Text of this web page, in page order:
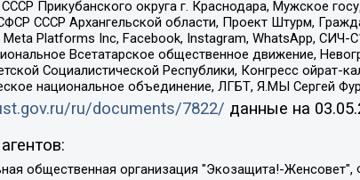
Прикубанского округа г. Краснодара, Мужское
СССР Архангельской области, Проект Штурм,
Platforms Inc, Facebook, Instagram, WhatsApp,
Всетатарское общественное движение,
Социалистической Республики, Конгресс ойрат-
национальное объединение, ЛГБТ, Я.МЫ Сергей
ru/documents/7822/ данные на
Челябинский региональный орган общественной самодеятельности "Уральская правозащитная группа", Фонд содействия защите здоровья и социальной справедливости имени Андрея Рылькова, Автономная Некоммерческая Организация "Аналитический Центр Юрия Левады", Автономная некоммерческая организация социальной поддержки населения "Проект Апрель", Региональная общественная организация помощи женщинам и детям, находящимся в кризисной ситуации "Информационно-методический центр "Анна", Фонд содействия развитию массовых коммуникаций и правовому просвещению "Так-так-Так", Фонд содействия устойчивому развитию "Серебряная тайга", Свердловский региональный общественный фонд социальных проектов "Новое время", "Idel.Реалии", Кавказ.Реалии, Крым.Реалии, Телеканал Настоящее Время, Татаро-башкирская служба Радио Свобода (Azatliq Radiosi), Радио Свободная Европа/Радио Свобода (PCE/PC), "Сибирь.Реалии", "Фактограф", Благотворительный фонд помощи осужденным и их семьям, Автономная некоммерческая организация "Институт глобализации и социальных движений", Фонд "В защиту прав заключенных", Частное учреждение "Центр поддержки и содействия развитию средств массовой информации", Пензенский региональный общественный благотворительный фонд "Гражданский союз", "Север.Реалии", Некоммерческая организация Фонд "Правовая инициатива", Общество с ограниченной ответственностью "Радио Свободная Европа/Радио Свобода", Чешское информационное агентство "MEDIUM-ORIENT", Красноярская региональная общественная организация "Мы против СПИДа", Камалягин Денис Николаевич, Маркелов Сергей Евгеньевич, Пономарев Лев Александрович, Савицкая Людмила Алексеевна, Автономная некоммерческая организация "Центр по работе с проблемой насилия "НАСИЛИЮ.НЕТ", Межрегиональный профессиональный союз работников здравоохранения "Альянс врачей", Юридическое лицо, зарегистрированное в Латвийской Республике, SIA "Medusa Project" (регистрационный номер 40103797863, дата регистрации 10.06.2014), Некоммерческая организация "Фонд по борьбе с коррупцией", Автономная некоммерческая организация "Институт права и публичной политики", Баданин Роман Сергеевич, Гликин Максим Александрович, Железнова Мария Михайловна, Лукьянова Юлия Сергеевна, Маетная Елизавета Витальевна, Маняхин Петр Борисович, Чуракова Ольга Владимировна, Ярош Юлия Петровна, Юридическое лицо "The Insider SIA", зарегистрированное в Риге, Латвийская Республика (дата регистрации 26.06.2015), являющееся администратором доменного имени интернет-издания "The Insider SIA", https://theins.ru, Постернак Алексей Евгеньевич, Рубин Михаил Аркадьевич, Анин Роман Александрович, Юридическое лицо Istories fonds, зарегистрированное в Латвийской Республике (регистрационный номер 50008295751, дата регистрации 24.02.2020), Великовский Дмитрий Александрович, Долинина Ирина Николаевна, Мароховская Алеся Алексеевна, Шлейнов Роман Юрьевич, Шмагун Олеся Валентиновна, Общество с ограниченной ответственностью "Альтаир 2021", Общество с ограниченной ответственностью "Вега 2021", Общество с ограниченной ответственностью "Главный редактор 2021", Общество с ограниченной ответственностью "Ромашки монолит", Важенков Артем Валерьевич, Ивановская областная общественная организация "Центр гендерных исследований", Гурман Юрий Альбертович, Медиапроект "ОВД-Инфо", Егоров Владимир